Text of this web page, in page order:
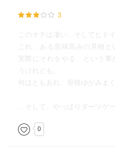
3
このオチは凄い…そしてヒドイ
これ、ある意味高みの見物
実際にそれをやる、という
うけれども。
何はともあれ、骨格ゆがみま
…そして、やっぱりダーツゲ
0